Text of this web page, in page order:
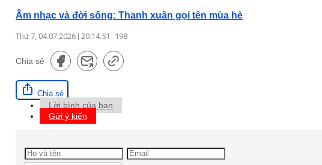
Âm nhạc và đời sống: Thanh xuân gọi tên mùa hè
Thứ 7, 04.07.2026 | 20:14:51 198
Chia sẻ
Chia sẻ
Lời bình của bạn
Gửi ý kiến